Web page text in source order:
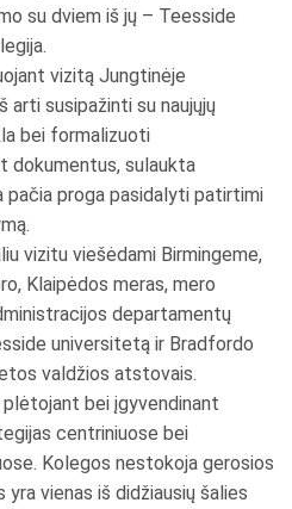
su dviem iš jų – Teesside
vizitą Jungtinėje
arti susipažinti su naujųjų
bei formalizuoti
dokumentus, sulaukta
proga pasidalyti patirtimi
vizitu viešėdami Birmingeme,
Klaipėdos meras, mero
departamentų
universitetą ir Bradfordo
valdžios atstovais.
bei įgyvendinant
centriniuose bei
Kolegos nestokoja gerosios
vienas iš didžiausių šalies